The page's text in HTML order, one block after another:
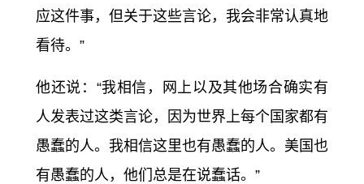
应这件事，但关于这些言论，我会非常认真地
看待。”
他还说：“我相信，网上以及其他场合确实有
人发表过这类言论，因为世界上每个国家都有
愚蠢的人。我相信这里也有愚蠢的人。美国也
有愚蠢的人，他们总是在说蠢话。”